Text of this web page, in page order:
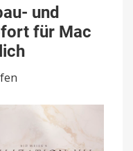
und
für Mac